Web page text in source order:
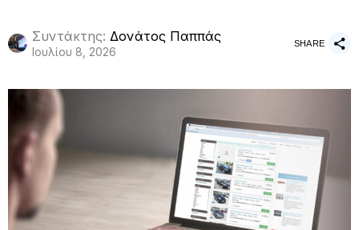
Συντάκτης: Δονάτος Παππάς
Ιουλίου 8, 2026
SHARE